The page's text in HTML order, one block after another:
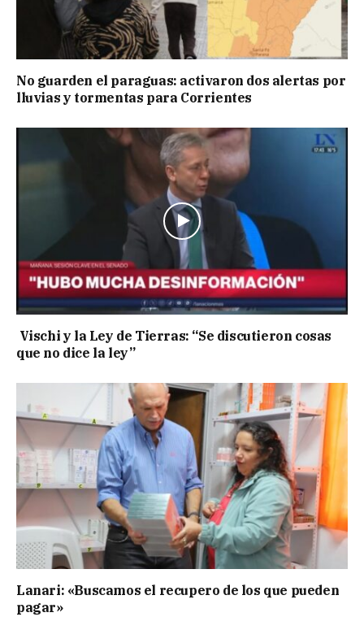
No guarden el paraguas: activaron dos alertas por
lluvias y tormentas para Corrientes
Vischi y la Ley de Tierras: “Se discutieron cosas
que no dice la ley”
Lanari: «Buscamos el recupero de los que pueden
pagar»